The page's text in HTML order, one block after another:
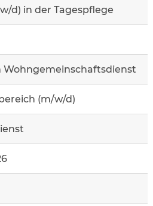
d) in der Tagespflege
(m/w/d)